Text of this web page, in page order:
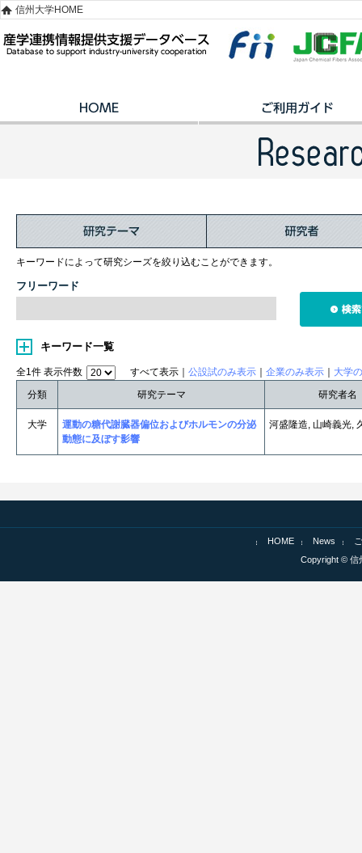
信州大学HOME
キーワードによって研究シーズを絞り込むことができます。
フリーワード
キーワード一覧
全1件 表示件数 すべて表示｜ 公設試のみ表示 企業のみ表示
大学
分類
研究テーマ 研究者名
大学
運動の糖代謝臓器偏位およびホルモンの分泌
動態に及ぼす影響
河盛隆造, 山崎義光,
HOME News
Copyright © 信